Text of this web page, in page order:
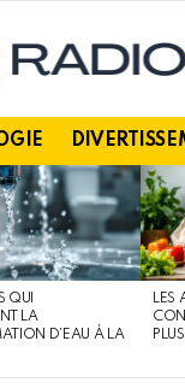
QUI
LA
D’EAU À LA
LES